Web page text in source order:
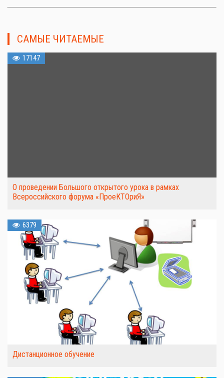
САМЫЕ ЧИТАЕМЫЕ
17147
О проведении Большого открытого урока в рамках
Всероссийского форума «ПроеКТОриЯ»
6379
Дистанционное обучение